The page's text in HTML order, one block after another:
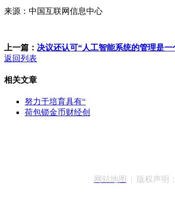
来源：中国互联网信息中心
上一篇： 决议还认可“人工智能系统的管理是一
返回列表
相关文章
努力于培育具有“
荷包锁金币财经创
网站地图 | 版权声明